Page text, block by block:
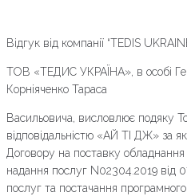
Відгук від компанії “TEDIS
ТОВ «ТЕДИС УКРАЇНА», в особі
Корніяченко Тараса
Васильовича, висловлює подяку
відповідальністю «АЙ TI ДЖ» за
Договору на поставку
надання послуг N02304.2019 від
послуг та постачання